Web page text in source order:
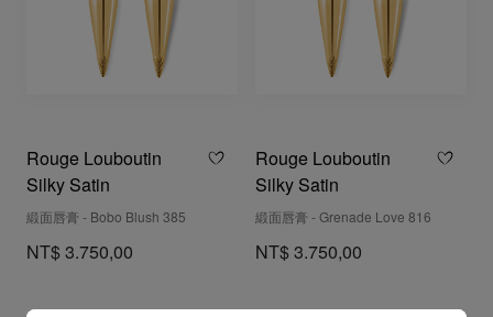
Rouge Louboutin
Silky Satin
緞面唇膏 - Bobo Blush 385
NT$ 3.750,00
Rouge Louboutin
Silky Satin
緞面唇膏 - Grenade Love 816
NT$ 3.750,00